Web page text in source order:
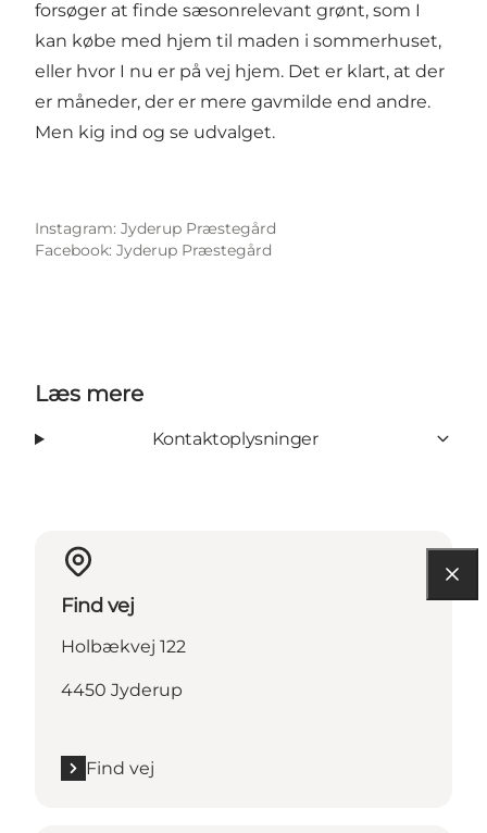
forsøger at finde sæsonrelevant grønt, som I
kan købe med hjem til maden i sommerhuset,
eller hvor I nu er på vej hjem. Det er klart, at der
er måneder, der er mere gavmilde end andre.
Men kig ind og se udvalget.
Instagram: Jyderup Præstegård
Facebook: Jyderup Præstegård
Læs mere
Kontaktoplysninger
Find vej
Holbækvej 122
4450 Jyderup
Find vej